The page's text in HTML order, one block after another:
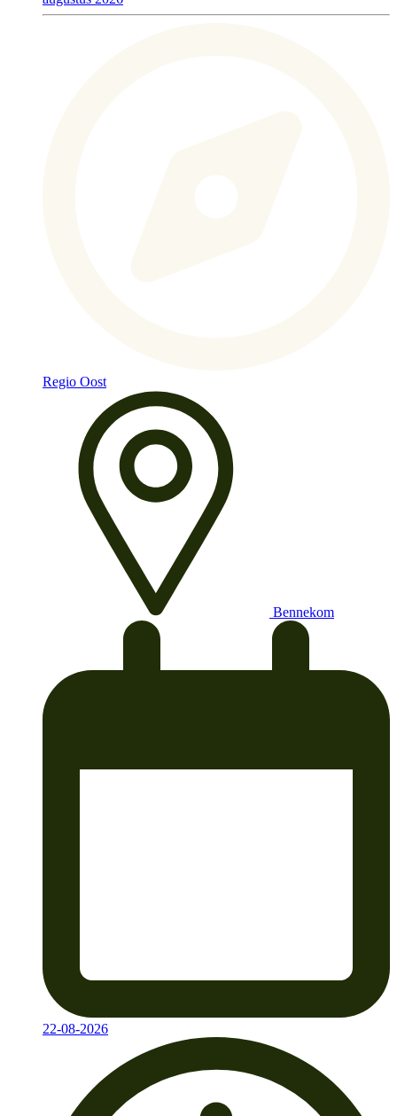
Regio Oost
Bennekom
22-08-2026